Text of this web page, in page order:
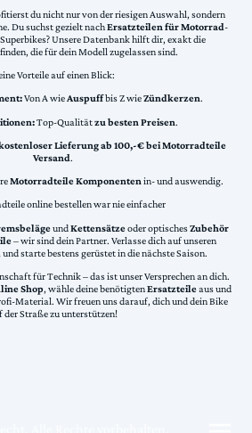
du nicht nur von der riesigen Auswahl, sondern
Du suchst gezielt nachErsatzteilen für Motorrad-
Unsere Datenbank hilft dir, exakt die
die für dein Modell zugelassen sind.
Vorteile auf einen Blick:
Von A wieAuspuffbis Z wieZündkerzen.
Top-Qualitätzu besten Preisen.
Lieferung ab 100,-€ bei Motorradteile
Versand.
Motorradteile Komponentenin- und auswendig.
online bestellen war nie einfacher
undKettensätzeoder optischesZubehör
– wir sind dein Partner. Verlasse dich auf unseren
und starte bestens gerüstet in die nächste Saison.
für Technik – das ist unser Versprechen an dich.
Shop, wähle deine benötigtenErsatzteileaus und
Material. Wir freuen uns darauf, dich und dein Bike
der Straße zu unterstützen!